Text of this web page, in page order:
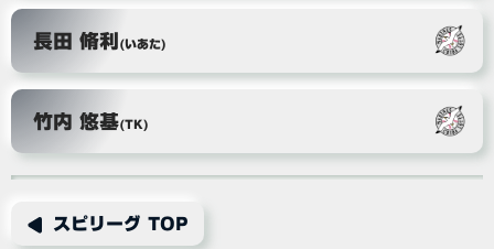
長田 脩利 (いあた)
竹内 悠基(TK)
スピリーグ TOP